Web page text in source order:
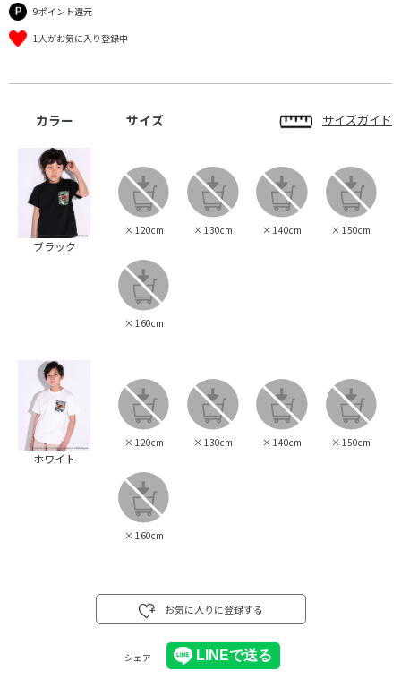
9ポイント還元
1人がお気に入り登録中
カラー サイズ サイズガイド
ブラック
× 120cm × 130cm × 140cm × 150cm
× 160cm
ホワイト
× 120cm × 130cm × 140cm × 150cm
× 160cm
お気に入りに登録する
シェア